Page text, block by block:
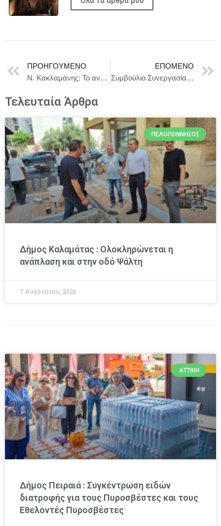
ΠΡΟΗΓΟΎΜΕΝΟ
Ν. Κακλαμάνης: Το ανώτατο πνευματικό Ίδρυμα της χώρας και το ανώτατο θεσμικό όργανο για τη Δημοκρατία, ενώνουν…
ΕΠΌΜΕΝΟ
Συμβούλιο Συνεργασίας ΕΕ-Καζακστάν, 1 Δεκεμβρίου 2025
Τελευταία Άρθρα
ΠΕΛΟΠΌΝΝΗΣΟΣ
Δήμος Καλαμάτας : Ολοκληρώνεται η
ανάπλαση και στην οδό Ψάλτη
7 Αυγούστου, 2026
ΑΤΤΙΚΉ
Δήμος Πειραιά : Συγκέντρωση ειδών
διατροφής για τους Πυροσβέστες και τους
Εθελοντές Πυροσβέστες